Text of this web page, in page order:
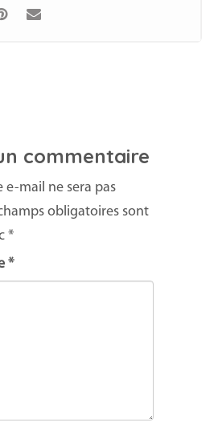
commentaire
e-mail ne sera pas
obligatoires sont
*
*